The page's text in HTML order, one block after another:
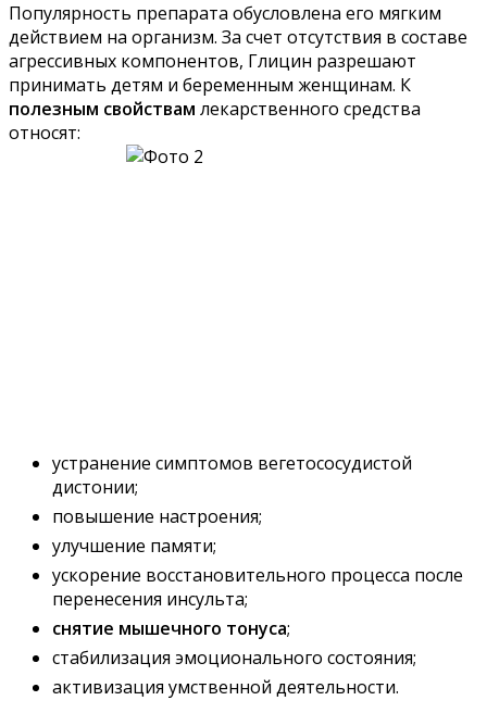
Популярность препарата обусловлена его мягким
действием на организм. За счет отсутствия в составе
агрессивных компонентов, Глицин разрешают
принимать детям и беременным женщинам. К
полезным свойствам лекарственного средства
относят:
устранение симптомов вегетососудистой
дистонии;
повышение настроения;
улучшение памяти;
ускорение восстановительного процесса после
перенесения инсульта;
снятие мышечного тонуса;
стабилизация эмоционального состояния;
активизация умственной деятельности.